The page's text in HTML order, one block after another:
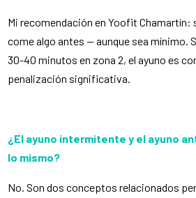
Mi recomendación en Yoofit Chamartín:
come algo antes — aunque sea mínimo.
30-40 minutos en zona 2, el ayuno es
penalización significativa.
¿El ayuno intermitente y el ayuno
lo mismo?
No. Son dos conceptos relacionados